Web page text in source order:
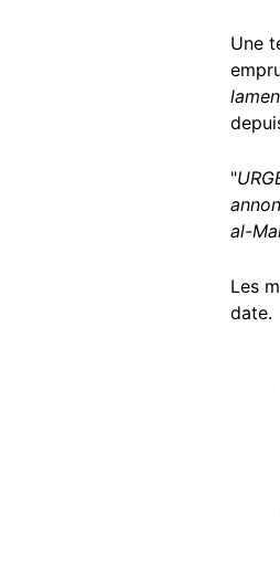
Une
"
al-
Les
date.